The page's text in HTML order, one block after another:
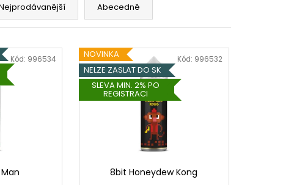
Abecedně
Kód: 996534
NOVINKA
NELZE ZASLAT DO SK
SLEVA MIN. 2% PO
REGISTRACI
8bit Honeydew Kong
Kód: 996532
Následující
POD - PŘEDNAPLNĚNÁ
- WATERMELON - 20MG -
Kč